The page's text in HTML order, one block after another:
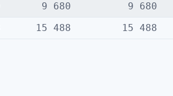
9 680 9 680
15 488 15 488